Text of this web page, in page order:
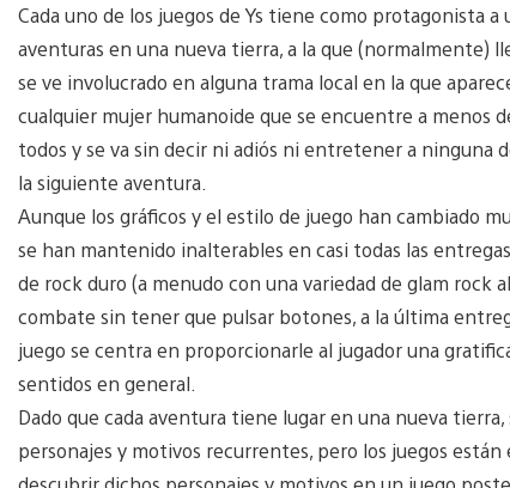
Cada uno de los juegos de Ys tiene como protagonista
aventuras en una nueva tierra, a la que (normalmente)
se ve involucrado en alguna trama local en la que
cualquier mujer humanoide que se encuentre a menos
todos y se va sin decir ni adiós ni entretener a ninguna
la siguiente aventura.
Aunque los gráficos y el estilo de juego han cambiado
se han mantenido inalterables en casi todas las
de rock duro (a menudo con una variedad de glam rock
combate sin tener que pulsar botones, a la última
juego se centra en proporcionarle al jugador una
sentidos en general.
Dado que cada aventura tiene lugar en una nueva
personajes y motivos recurrentes, pero los juegos